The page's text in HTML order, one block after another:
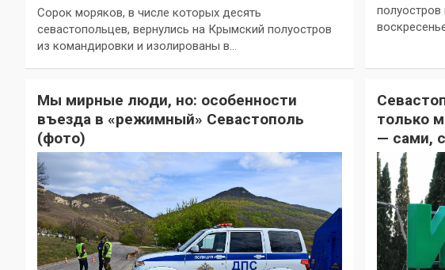
Сорок моряков, в числе которых десять
севастопольцев, вернулись на Крымский полуостров
из командировки и изолированы в…
Мы мирные люди, но: особенности
въезда в «режимный» Севастополь
(фото)
только
— сами,